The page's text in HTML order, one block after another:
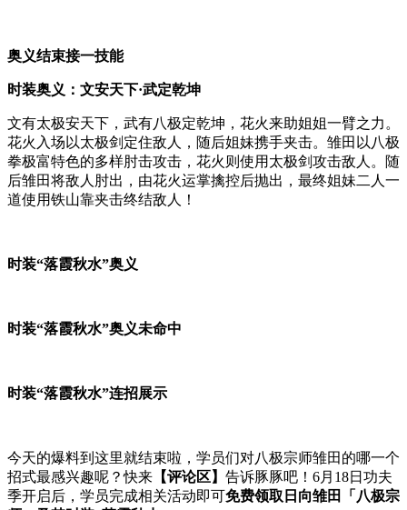
奥义结束接一技能
时装奥义：文安天下·武定乾坤
文有太极安天下，武有八极定乾坤，花火来助姐姐一臂之力。
花火入场以太极剑定住敌人，随后姐妹携手夹击。雏田以八极
拳极富特色的多样肘击攻击，花火则使用太极剑攻击敌人。随
后雏田将敌人肘出，由花火运掌擒控后抛出，最终姐妹二人一
道使用铁山靠夹击终结敌人！
时装“落霞秋水”奥义
时装“落霞秋水”奥义未命中
时装“落霞秋水”连招展示
今天的爆料到这里就结束啦，学员们对八极宗师雏田的哪一个
招式最感兴趣呢？快来 【评论区】 告诉豚豚吧！6月18日功夫
季开启后，学员完成相关活动即可免费领取日向雏田「八极宗